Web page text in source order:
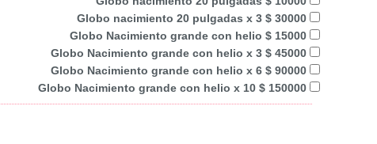
Globo nacimiento 20 pulgadas x 3 $ 30000
Globo Nacimiento grande con helio $ 15000
Globo Nacimiento grande con helio x 3 $ 45000
Globo Nacimiento grande con helio x 6 $ 90000
Globo Nacimiento grande con helio x 10 $ 150000